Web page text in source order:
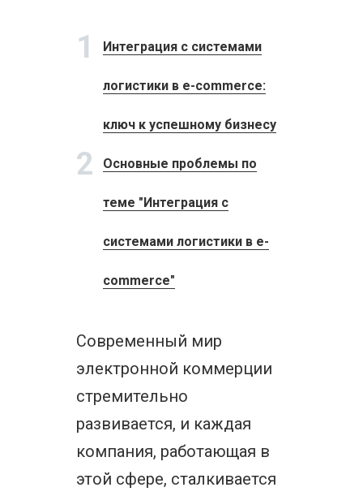
1 Интеграция с системами
логистики в e-commerce:
ключ к успешному бизнесу
2 Основные проблемы по
теме "Интеграция с
системами логистики в e-
commerce"
Современный мир
электронной коммерции
стремительно
развивается, и каждая
компания, работающая в
этой сфере, сталкивается